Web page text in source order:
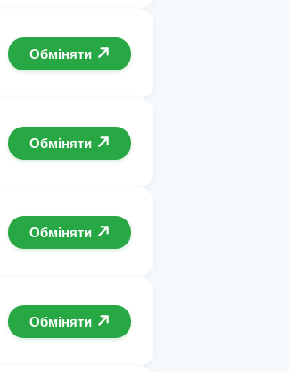
Обміняти
Обміняти
Обміняти
Обміняти